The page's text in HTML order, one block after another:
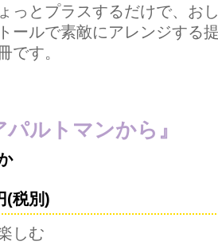
っとプラスするだけで、お
ールで素敵にアレンジする
です。
パルトマンから』
(税別)
しむ